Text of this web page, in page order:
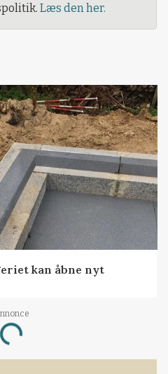
Læs den her.
kan åbne nyt
Loading...